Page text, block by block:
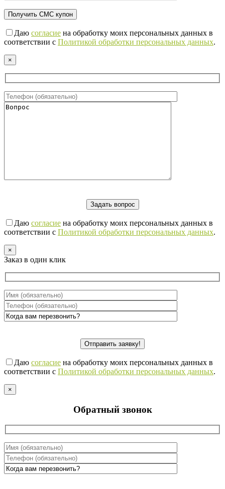
Даю согласие на обработку моих персональных данных в
соответствии с Политикой обработки персональных данных.
×
Даю согласие на обработку моих персональных данных в
соответствии с Политикой обработки персональных данных.
×
Заказ в один клик
Даю согласие на обработку моих персональных данных в
соответствии с Политикой обработки персональных данных.
×
Обратный звонок